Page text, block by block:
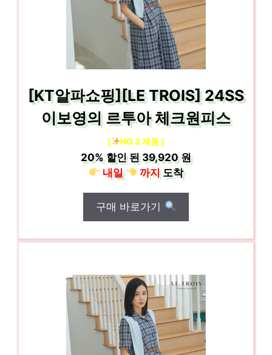
[KT알파쇼핑][LE TROIS] 24SS
이보영의 르투아 체크원피스
[ NO.3 제품 ]
20% 할인 된39,920 원
내일
까지도착
구매 바로가기